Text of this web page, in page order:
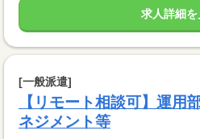
求人詳細を
[一般派遣]
【リモート相談可】運用
ネジメント等